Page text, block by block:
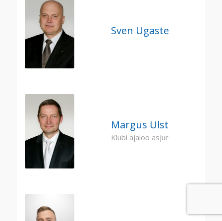
Sven Ugaste
Margus Ulst
Klubi ajaloo asjur